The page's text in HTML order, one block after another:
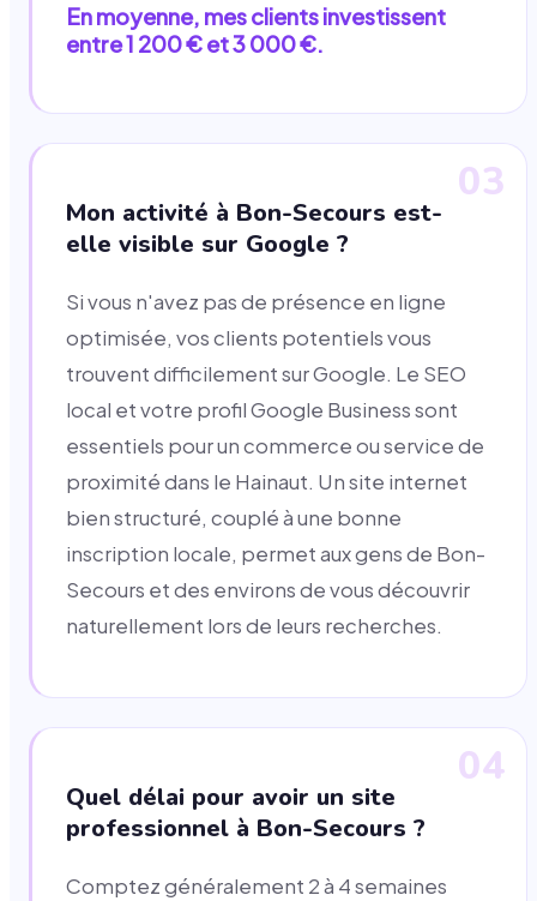
En moyenne, mes clients investissent
entre 1 200 € et 3 000 €.
03
Mon activité à Bon-Secours est-
elle visible sur Google ?
Si vous n'avez pas de présence en ligne
optimisée, vos clients potentiels vous
trouvent difficilement sur Google. Le SEO
local et votre profil Google Business sont
essentiels pour un commerce ou service de
proximité dans le Hainaut. Un site internet
bien structuré, couplé à une bonne
inscription locale, permet aux gens de Bon-
Secours et des environs de vous découvrir
naturellement lors de leurs recherches.
04
Quel délai pour avoir un site
professionnel à Bon-Secours ?
Comptez généralement 2 à 4 semaines